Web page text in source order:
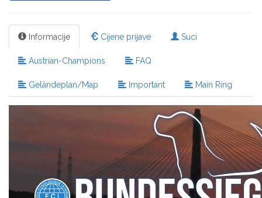
Informacije Cijene prijave Suci
Austrian-Champions FAQ
Geländeplan/Map Important Main Ring